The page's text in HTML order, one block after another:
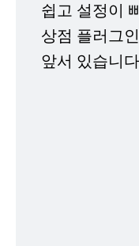
쉽고 설정이
상점 플러그
앞서 있습니